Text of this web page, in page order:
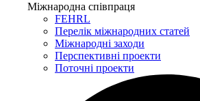
Міжнародна співпраця
FEHRL
Перелік міжнародних статей
Міжнародні заходи
Перспективні проекти
Поточні проекти